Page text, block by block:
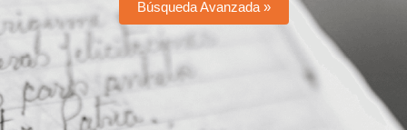
Búsqueda Avanzada »